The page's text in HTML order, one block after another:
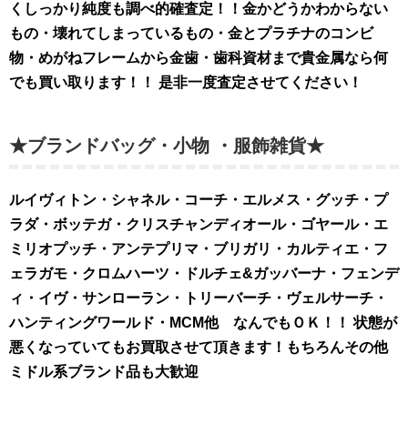
くしっかり純度も調べ的確査定！！金かどうかわからない
もの・壊れてしまっているもの・金とプラチナのコンビ
物・めがねフレームから金歯・歯科資材まで貴金属なら何
でも買い取ります！！ 是非一度査定させてください！
★ブランドバッグ・小物 ・服飾雑貨★
ルイヴィトン・シャネル・コーチ・エルメス・グッチ・プ
ラダ・ボッテガ・クリスチャンディオール・ゴヤール・エ
ミリオプッチ・アンテプリマ・ブリガリ・カルティエ・フ
ェラガモ・クロムハーツ・ドルチェ&ガッバーナ・フェンデ
ィ・イヴ・サンローラン・トリーバーチ・ヴェルサーチ・
ハンティングワールド・MCM他 なんでもＯＫ！！ 状態が
悪くなっていてもお買取させて頂きます！もちろんその他
ミドル系ブランド品も大歓迎